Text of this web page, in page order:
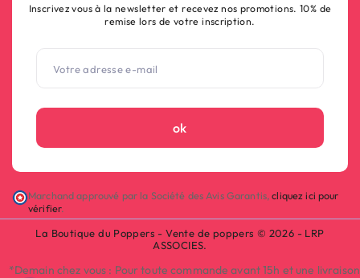
Inscrivez vous à la newsletter et recevez nos promotions. 10% de
remise lors de votre inscription.
ok
Marchand approuvé par la Société des Avis Garantis,cliquez ici pour
vérifier.
La Boutique du Poppers - Vente de poppers © 2026 - LRP
ASSOCIES.
*Demain chez vous : Pour toute commande avant 15h et une livraison